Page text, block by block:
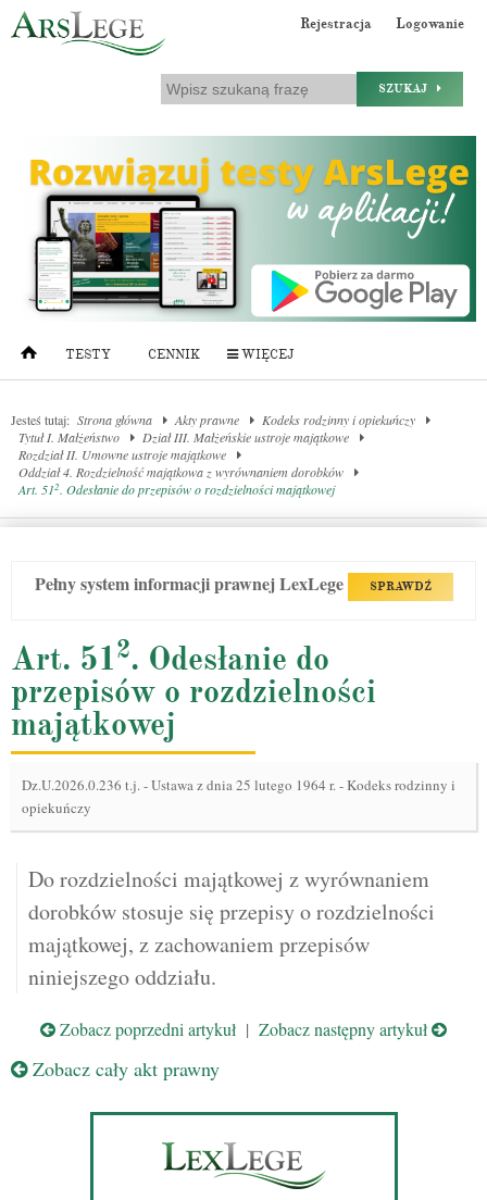
Rejestracja Logowanie
SZUKAJ
TESTY CENNIK WIĘCEJ
Jesteś tutaj: Strona główna Akty prawne
Kodeks rodzinny i opiekuńczy
Tytuł I. Małżeństwo
Dział III. Małżeńskie ustroje majątkowe
Rozdział II. Umowne ustroje majątkowe
Oddział 4. Rozdzielność majątkowa z wyrównaniem dorobków
Art. 512. Odesłanie do przepisów o rozdzielności majątkowej
Pełny system informacji prawnej LexLege SPRAWDŹ
Art. 512. Odesłanie do
przepisów o rozdzielności
majątkowej
Dz.U.2026.0.236 t.j.-Ustawa z dnia 25 lutego 1964 r. - Kodeks rodzinny i
opiekuńczy
Do rozdzielności majątkowej z wyrównaniem
dorobków stosuje się przepisy o rozdzielności
majątkowej, z zachowaniem przepisów
niniejszego oddziału.
Zobacz poprzedni artykuł | Zobacz następny artykuł
Zobacz cały akt prawny